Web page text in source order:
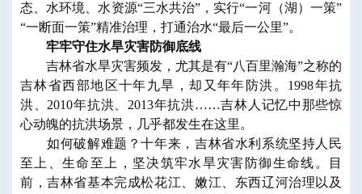
态、水环境、水资源“三水共治”，实行“一河（湖）一策”
“一断面一策”精准治理，打通治水“最后一公里”。
牢牢守住水旱灾害防御底线
吉林省水旱灾害频发，尤其是有“八百里瀚海”之称的
吉林省西部地区十年九旱，却又年年防洪。1998年抗
洪、2010年抗洪、2013年抗洪……吉林人记忆中那些惊
心动魄的抗洪场景，几乎都发生在这里。
如何破解难题？十年来，吉林省水利系统坚持人民
至上、生命至上，坚决筑牢水旱灾害防御生命线。目
前，吉林省基本完成松花江、嫩江、东西辽河治理以及